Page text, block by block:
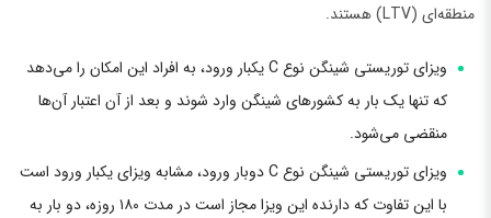
منطقه‌ای (LTV) هستند.
ویزای توریستی شینگن نوع C یکبار ورود، به افراد این امکان را می‌دهد
که تنها یک بار به کشورهای شینگن وارد شوند و بعد از آن اعتبار آن‌ها
منقضی می‌شود.
ویزای توریستی شینگن نوع C دوبار ورود، مشابه ویزای یکبار ورود است
با این تفاوت که دارنده این ویزا مجاز است در مدت ۱۸۰ روزه، دو بار به